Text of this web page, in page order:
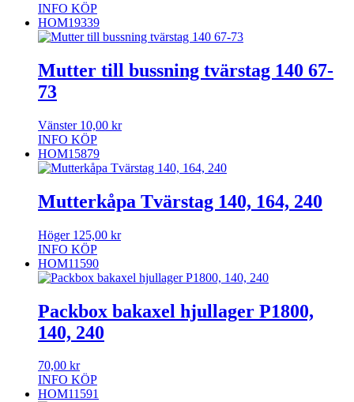
INFO KÖP
HOM19339
Mutter till bussning tvärstag 140 67-
73
Vänster 10,00 kr
INFO KÖP
HOM15879
Mutterkåpa Tvärstag 140, 164, 240
Höger 125,00 kr
INFO KÖP
HOM11590
Packbox bakaxel hjullager P1800,
140, 240
70,00 kr
INFO KÖP
HOM11591